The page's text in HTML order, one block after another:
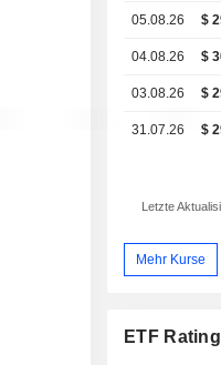
05.08.26 $
04.08.26 $
03.08.26 $
31.07.26 $
Letzte
Mehr Kurse
ETF